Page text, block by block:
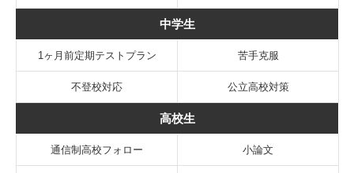
中学生
1ヶ月前定期テストプラン 苦手克服
不登校対応 公立高校対策
高校生
通信制高校フォロー 小論文